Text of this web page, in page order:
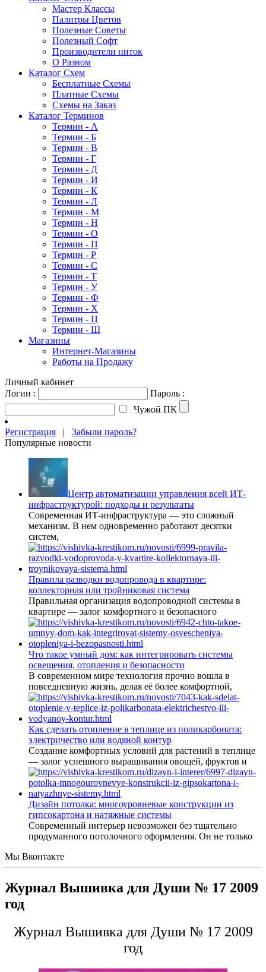
Мастер Классы
Палитры Цветов
Полезные Советы
Полезный Софт
Производители ниток
О Разном
Каталог Схем
Бесплатные Схемы
Платные Схемы
Схемы на Заказ
Каталог Терминов
Термин - А
Термин - Б
Термин - В
Термин - Г
Термин - Д
Термин - И
Термин - К
Термин - Л
Термин - М
Термин - Н
Термин - О
Термин - П
Термин - Р
Термин - С
Термин - Т
Термин - У
Термин - Ф
Термин - Х
Термин - Ц
Термин - Ш
Магазины
Интернет-Магазины
Работы на Продажу
Личный кабинет
Логин :
Пароль :
Чужой ПК
Регистрация | Забыли пароль?
Популярные новости
Центр автоматизации управления всей ИТ-
инфраструктурой: подходы и результаты
Современная ИТ-инфраструктура — это сложный
механизм. В нем одновременно работают десятки
систем,
Правила разводки водопровода в квартире:
коллекторная или тройниковая система
Правильная организация водопроводной системы в
квартире — залог комфортного и безопасного
Что такое умный дом: как интегрировать системы
освещения, отопления и безопасности
В современном мире технология прочно вошла в
повседневную жизнь, делая её более комфортной,
Как сделать отопление в теплице из поликарбоната:
электричество или водяной контур
Создание комфортных условий для растений в теплице
— залог успешного выращивания овощей, фруктов и
Дизайн потолка: многоуровневые конструкции из
гипсокартона и натяжные системы
Современный интерьер невозможен без тщательно
продуманного потолочного оформления. Он не только
Мы Вконтакте
Журнал Вышивка для Души № 17 2009
год
Журнал Вышивка для Души № 17 2009
год